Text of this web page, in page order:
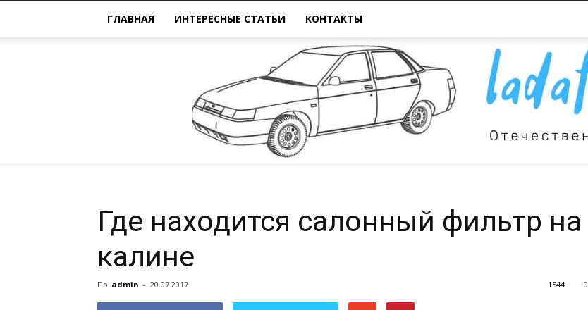
ГЛАВНАЯ ИНТЕРЕСНЫЕ СТАТЬИ КОНТАКТЫ
Всё
Где находится салонный фильтр на
калине
По admin - 20.07.2017 0
1544